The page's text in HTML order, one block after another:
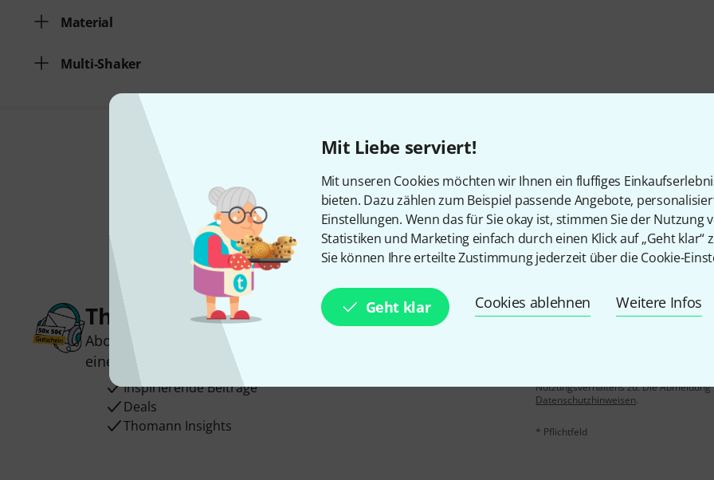
Mit Liebe serviert!
Mit unseren Cookies möchten wir Ihnen ein fluffiges
bieten. Dazu zählen zum Beispiel passende Angebote,
Einstellungen. Wenn das für Sie okay ist, stimmen Sie der Nutzung
Statistiken und Marketing einfach durch einen Klick auf „Geht klar“
Sie können Ihre erteilte Zustimmung jederzeit über die Cookie-
Geht klar Cookies ablehnen Weitere Infos
Material
Multi-Shaker
Gefällt Ihnen, was Sie sehen?
Teilen Hilfe & Feedback
Thomann Newsletter
Abonniere den Thomann Newsletter und gewinne mit etwas Glück
einen von
50 Gutscheinen
Inspirierende Beiträge
Deals
Thomann Insights
Mit Klick auf „Jetzt anmelden“
Nutzungsverhaltens zu. Die
Datenschutzhinweisen.
* Pflichtfeld